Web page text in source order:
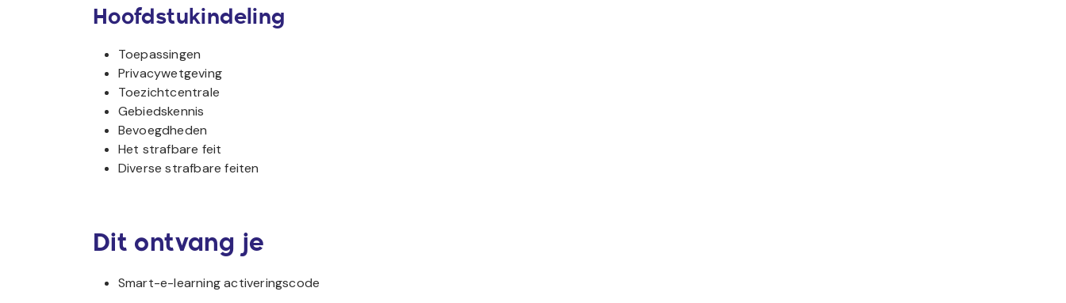
Hoofdstukindeling
Toepassingen
Privacywetgeving
Toezichtcentrale
Gebiedskennis
Bevoegdheden
Het strafbare feit
Diverse strafbare feiten
Dit ontvang je
Smart-e-learning activeringscode